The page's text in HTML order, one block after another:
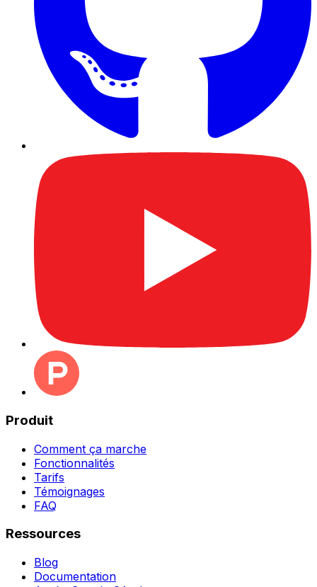
Produit
Comment ça marche
Fonctionnalités
Tarifs
Témoignages
FAQ
Ressources
Blog
Documentation